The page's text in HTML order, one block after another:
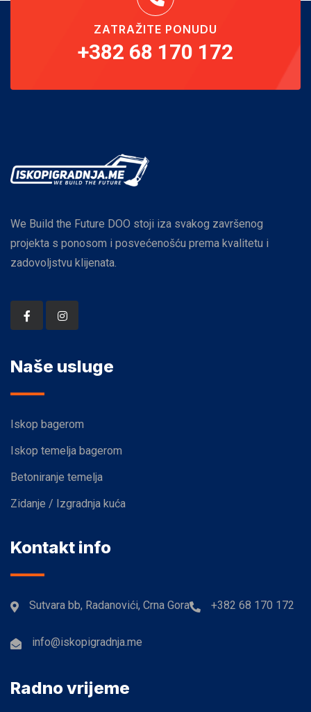
ZATRAŽITE PONUDU
+382 68 170 172
We Build the Future DOO stoji iza svakog završenog
projekta s ponosom i posvećenošću prema kvalitetu i
zadovoljstvu klijenata.
Naše usluge
Iskop bagerom
Iskop temelja bagerom
Betoniranje temelja
Zidanje / Izgradnja kuća
Kontakt info
Sutvara bb, Radanovići, Crna Gora +382 68 170 172
info@iskopigradnja.me
Radno vrijeme